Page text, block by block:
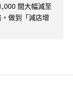
間大幅減至
做到「減店增